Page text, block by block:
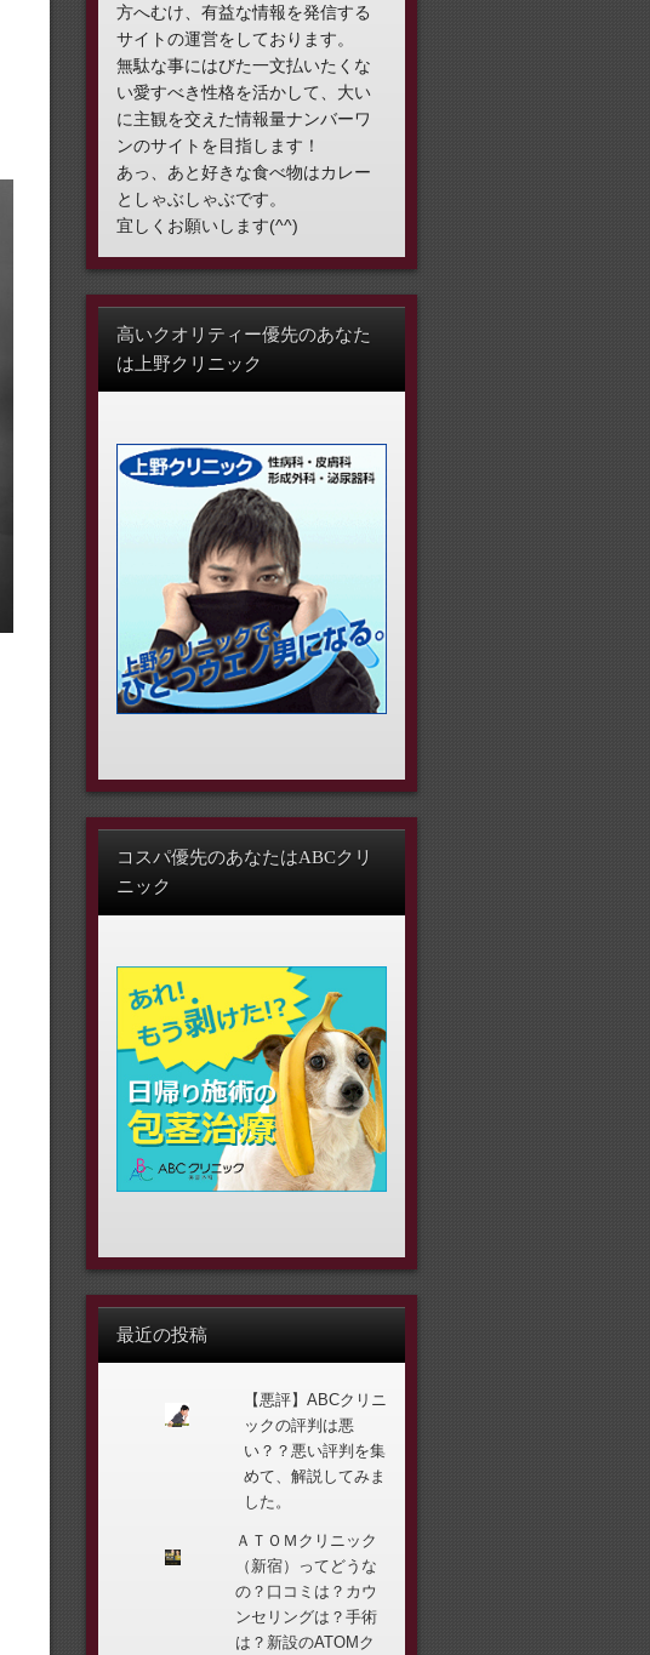
方へむけ、有益な情報を発信する
サイトの運営をしております。
無駄な事にはびた一文払いたくな
い愛すべき性格を活かして、大い
に主観を交えた情報量ナンバーワ
ンのサイトを目指します！
あっ、あと好きな食べ物はカレー
としゃぶしゃぶです。
宜しくお願いします(^^)
高いクオリティー優先のあなた
は上野クリニック
コスパ優先のあなたはABCクリ
ニック
最近の投稿
【悪評】ABCクリニ
ックの評判は悪
い？？悪い評判を集
めて、解説してみま
した。
ＡＴＯＭクリニック
（新宿）ってどうな
の？口コミは？カウ
ンセリングは？手術
は？新設のATOMク